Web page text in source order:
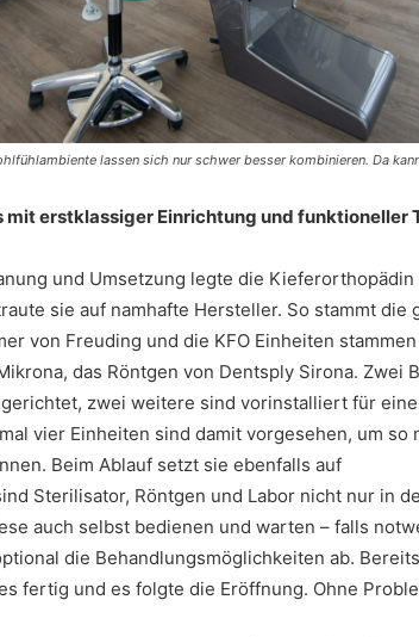
lassen sich nur schwer besser kombinieren. Da
mit erstklassiger Einrichtung und funktioneller
und Umsetzung legte die Kieferorthopädin
sie auf namhafte Hersteller. So stammt die
von Freuding und die KFO Einheiten
das Röntgen von Dentsply Sirona. Zwei
zwei weitere sind vorinstalliert für
vier Einheiten sind damit vorgesehen, um so
Beim Ablauf setzt sie ebenfalls auf
Sterilisator, Röntgen und Labor nicht nur in
auch selbst bedienen und warten – falls
die Behandlungsmöglichkeiten ab. Bereits
fertig und es folgte die Eröffnung. Ohne